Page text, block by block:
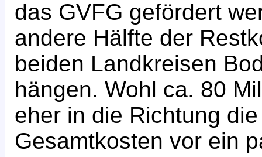
das GVFG gefördert
andere Hälfte der
beiden Landkreisen
hängen. Wohl ca. 80
eher in die Richtung
Gesamtkosten vor ein